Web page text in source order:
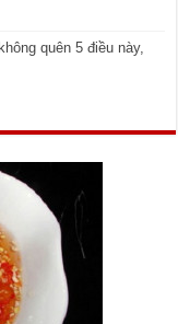
quên 5 điều này,